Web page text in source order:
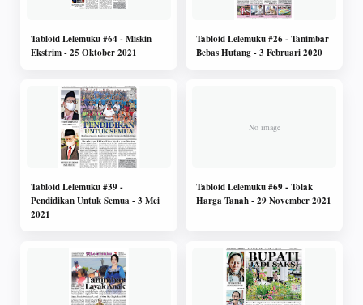
Tabloid Lelemuku #64 - Miskin
Ekstrim - 25 Oktober 2021
Tabloid Lelemuku #26 - Tanimbar
Bebas Hutang - 3 Februari 2020
Tabloid Lelemuku #39 -
Pendidikan Untuk Semua - 3 Mei
2021
Tabloid Lelemuku #69 - Tolak
Harga Tanah - 29 November 2021